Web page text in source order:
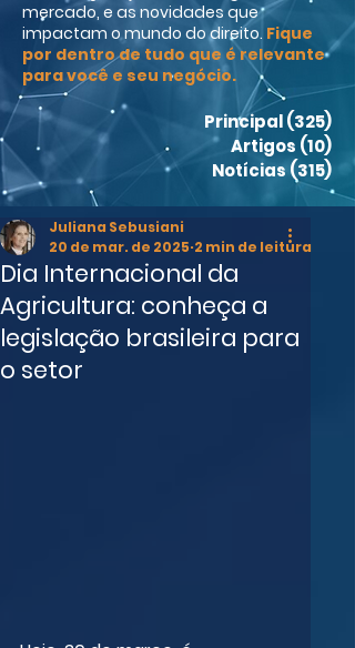
mercado, e as novidades que
impactam o mundo do direito. Fique
por dentro de tudo que é relevante
para você e seu negócio.
Principal(325)
Artigos (10)
Notícias (315)
Dia Internacional da
Agricultura: conheça a
legislação brasileira para
o setor
Juliana Sebusiani
20 de mar. de 2025 2 min de leitura